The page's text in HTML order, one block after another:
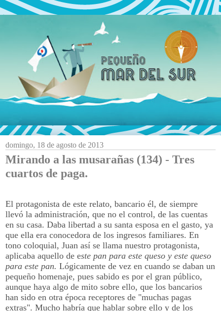
domingo, 18 de agosto de 2013
Mirando a las musarañas (134) - Tres
cuartos de paga.
El protagonista de este relato, bancario él, de siempre
llevó la administración, que no el control, de las cuentas
en su casa. Daba libertad a su santa esposa en el gasto, ya
que ella era conocedora de los ingresos familiares. En
tono coloquial, Juan así se llama nuestro protagonista,
aplicaba aquello de este pan para este queso y este queso
para este pan. Lógicamente de vez en cuando se daban un
pequeño homenaje, pues sabido es por el gran público,
aunque haya algo de mito sobre ello, que los bancarios
han sido en otra época receptores de "muchas pagas
extras". Mucho habría que hablar sobre ello y de los